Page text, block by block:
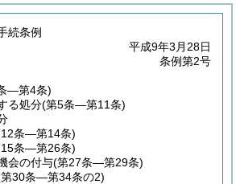
続条例
平成9年3月28日
条例第2号
―第4条)
る処分(第5条―第11条)
条―第14条)
条―第26条)
会の付与(第27条―第29条)
30条―第34条の2)